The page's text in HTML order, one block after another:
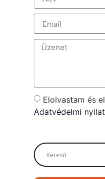
Elolvastam és
Adatvédelmi